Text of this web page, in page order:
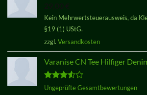
Kein Mehrwertsteuerausweis, da
§19 (1) UStG.
zzgl. Versandkosten
Varanise CN Tee Hilfiger
Bewertet
Ungeprüfte Gesamtbewertungen